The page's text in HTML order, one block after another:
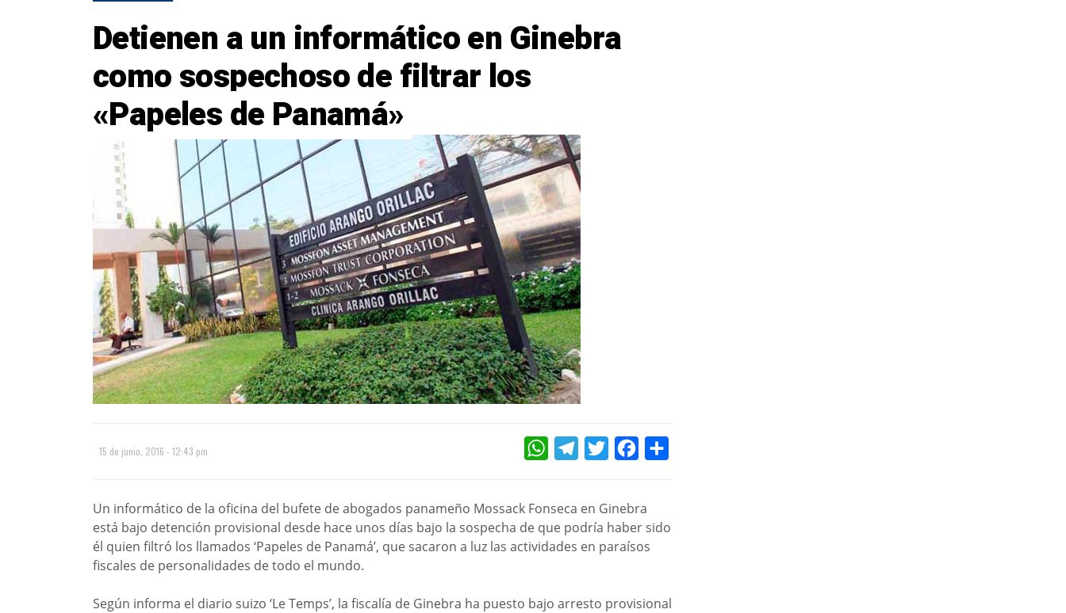
Detienen a un informático en Ginebra
como sospechoso de filtrar los
«Papeles de Panamá»
15 de junio, 2016 - 12:43 pm WHATSAPPTELEGRAMTWITTERFACEBOOK
Un informático de la oficina del bufete de abogados panameño Mossack Fonseca en Ginebra
está bajo detención provisional desde hace unos días bajo la sospecha de que podría haber sido
él quien filtró los llamados ‘Papeles de Panamá’, que sacaron a luz las actividades en paraísos
fiscales de personalidades de todo el mundo.
Según informa el diario suizo ‘Le Temps’, la fiscalía de Ginebra ha puesto bajo arresto provisional